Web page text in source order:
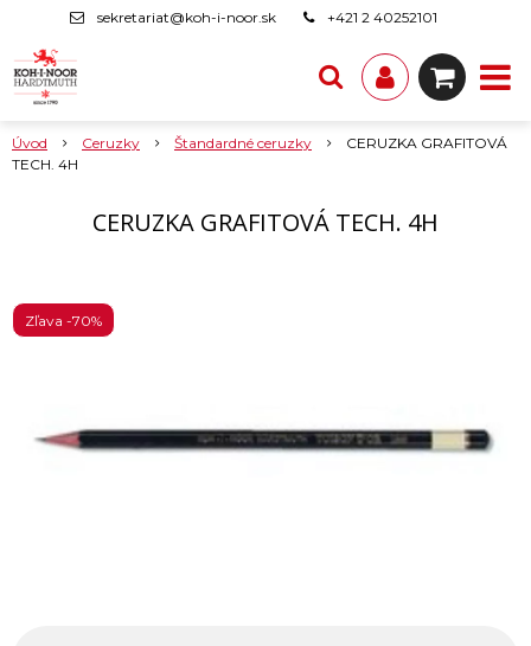
sekretariat@koh-i-noor.sk +421 2 40252101
Úvod Ceruzky Štandardné ceruzky
CERUZKA GRAFITOVÁ
TECH. 4H
CERUZKA GRAFITOVÁ TECH. 4H
Zľava -70%